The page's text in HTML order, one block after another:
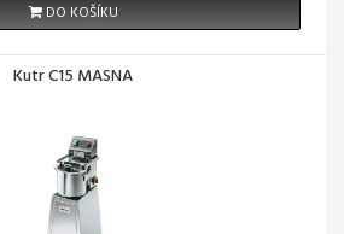
DO KOŠÍKU
Kutr C15 MASNA